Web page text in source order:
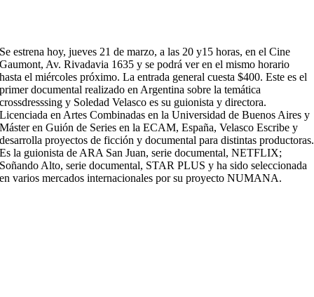
Se estrena hoy, jueves 21 de marzo, a las 20 y15 horas, en el Cine
Gaumont, Av. Rivadavia 1635 y se podrá ver en el mismo horario
hasta el miércoles próximo. La entrada general cuesta $400. Este es el
primer documental realizado en Argentina sobre la temática
crossdresssing y Soledad Velasco es su guionista y directora.
Licenciada en Artes Combinadas en la Universidad de Buenos Aires y
Máster en Guión de Series en la ECAM, España, Velasco Escribe y
desarrolla proyectos de ficción y documental para distintas productoras.
Es la guionista de ARA San Juan, serie documental, NETFLIX;
Soñando Alto, serie documental, STAR PLUS y ha sido seleccionada
en varios mercados internacionales por su proyecto NUMANA.